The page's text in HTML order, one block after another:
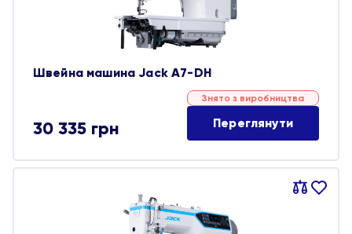
Швейна машина Jack A7-DH
30 335 грн
Знято з виробництва
Переглянути
Порівняти
В